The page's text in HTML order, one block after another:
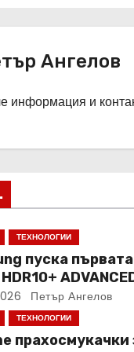
Ангелов
информация и
ТЕХНОЛОГИИ
пуска
услуга в
Петър Ангелов
ТЕХНОЛОГИИ
прахосмукачки